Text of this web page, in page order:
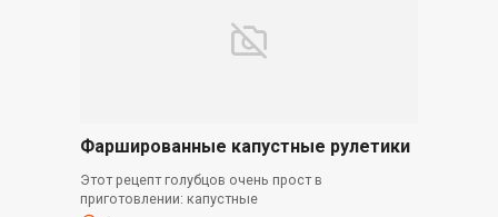
Фаршированные капустные рулетики
Этот рецепт голубцов очень прост в
приготовлении: капустные